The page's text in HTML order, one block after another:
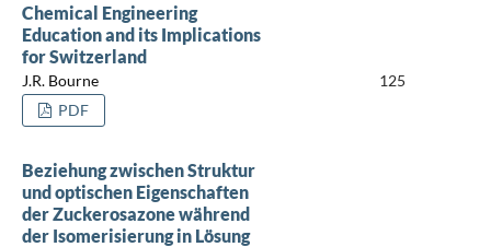
Chemical Engineering
Education and its Implications
for Switzerland
J.R. Bourne
125
PDF
Beziehung zwischen Struktur
und optischen Eigenschaften
der Zuckerosazone während
der Isomerisierung in Lösung